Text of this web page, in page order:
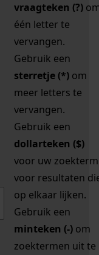
vraagteken (?)
één letter te
vervangen.
Gebruik een
sterretje (*) om
meer letters te
vervangen.
Gebruik een
dollarteken ($)
voor uw zoekterm
voor resultaten
op elkaar lijken.
Gebruik een
minteken (-) om
zoektermen uit te